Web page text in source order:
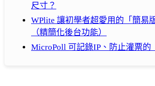
尺寸？
WPlite 讓初學者超愛用的「簡易
（精簡化後台功能）
MicroPoll 可記錄IP、防止灌票的